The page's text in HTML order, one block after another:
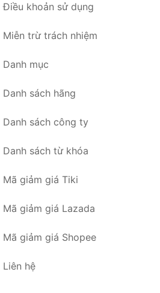
Điều khoản sử dụng
Miễn trừ trách nhiệm
Danh mục
Danh sách hãng
Danh sách công ty
Danh sách từ khóa
Mã giảm giá Tiki
Mã giảm giá Lazada
Mã giảm giá Shopee
Liên hệ